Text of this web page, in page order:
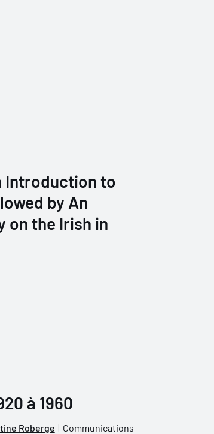
Introduction to
by An
on the Irish in
à 1960
Roberge Communications